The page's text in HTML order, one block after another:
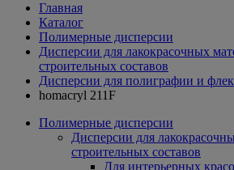
Главная
Каталог
Полимерные дисперсии
Дисперсии для лакокрасочных
строительных составов
Дисперсии для полиграфии и
homacryl 211F
Полимерные дисперсии
Дисперсии для
строительных составов
Для интерьерных